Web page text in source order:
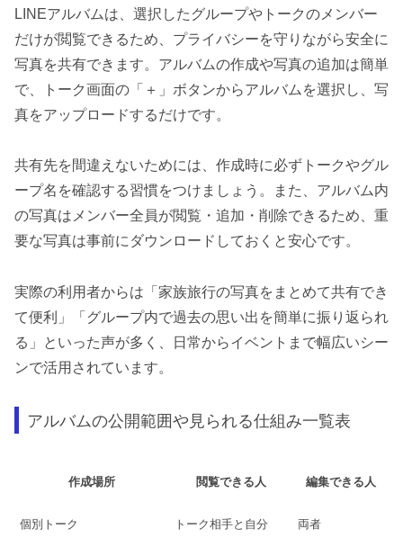
LINEアルバムは、選択したグループやトークのメンバー
だけが閲覧できるため、プライバシーを守りながら安全に
写真を共有できます。アルバムの作成や写真の追加は簡単
で、トーク画面の「＋」ボタンからアルバムを選択し、写
真をアップロードするだけです。
共有先を間違えないためには、作成時に必ずトークやグル
ープ名を確認する習慣をつけましょう。また、アルバム内
の写真はメンバー全員が閲覧・追加・削除できるため、重
要な写真は事前にダウンロードしておくと安心です。
実際の利用者からは「家族旅行の写真をまとめて共有でき
て便利」「グループ内で過去の思い出を簡単に振り返られ
る」といった声が多く、日常からイベントまで幅広いシー
ンで活用されています。
アルバムの公開範囲や見られる仕組み一覧表
作成場所 閲覧できる人 編集できる人
個別トーク トーク相手と自分 両者